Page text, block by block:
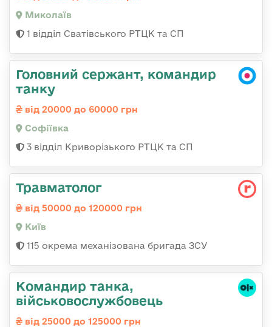
Миколаїв
1 відділ Сватівського РТЦК та СП
Головний сержант, командир
танку
від 20000 до 60000 грн
Софіївка
3 відділ Криворізького РТЦК та СП
Травматолог
від 50000 до 120000 грн
Київ
115 окрема механізована бригада ЗСУ
Командир танка,
військовослужбовець
від 25000 до 125000 грн